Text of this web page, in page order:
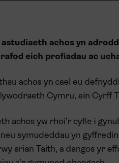
astudiaeth achos yn
eich profiadau ac
achos yn cael eu
Cymru, ein Cyrff
achos yw rhoi’r cyfle i
symudeddau yn
arian Taith, a dangos yr